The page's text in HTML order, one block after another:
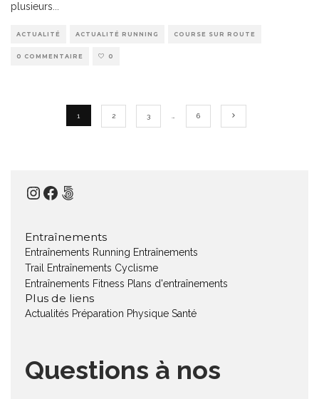
plusieurs
ACTUALITÉ ACTUALITÉ RUNNING COURSE SUR ROUTE
0 COMMENTAIRE 0
1 2 3 6
Instagram
Facebook
500px
Entraînements
Entraînements Running Entraînements
Trail
Entraînements Cyclisme
Entraînements Fitness Plans d'entraînements
Plus de liens
Actualités Préparation Physique Santé
Questions à nos